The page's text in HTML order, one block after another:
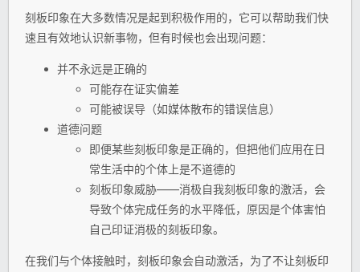
刻板印象在大多数情况是起到积极作用的，它可以帮助我们快
速且有效地认识新事物，但有时候也会出现问题：
并不永远是正确的
可能存在证实偏差
可能被误导（如媒体散布的错误信息）
道德问题
即便某些刻板印象是正确的，但把他们应用在日
常生活中的个体上是不道德的
刻板印象威胁——消极自我刻板印象的激活，会
导致个体完成任务的水平降低，原因是个体害怕
自己印证消极的刻板印象。
在我们与个体接触时，刻板印象会自动激活，为了不让刻板印